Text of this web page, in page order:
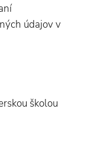
údajov v
školou